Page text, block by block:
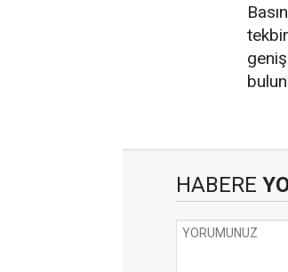
HABERE